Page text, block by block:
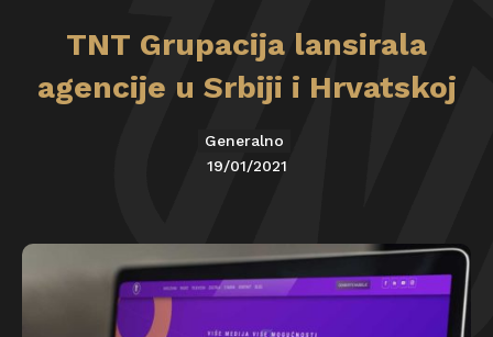
TNT Grupacija lansirala
agencije u Srbiji i Hrvatskoj
Generalno
19/01/2021